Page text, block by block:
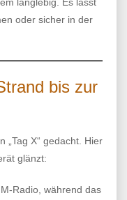
oder sicher in der
bis zur
„Tag X“ gedacht. Hier
glänzt:
Radio, während das